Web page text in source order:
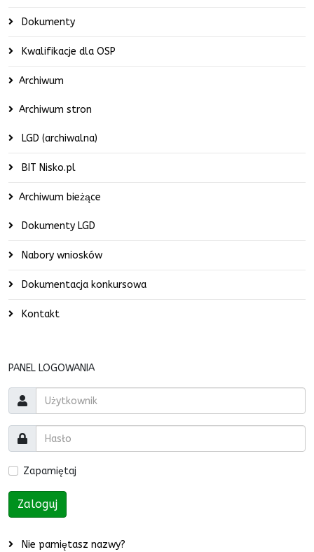
Dokumenty
Kwalifikacje dla OSP
Archiwum
Archiwum stron
LGD (archiwalna)
BIT Nisko.pl
Archiwum bieżące
Dokumenty LGD
Nabory wniosków
Dokumentacja konkursowa
Kontakt
PANEL LOGOWANIA
Zapamiętaj
Zaloguj
Nie pamiętasz nazwy?